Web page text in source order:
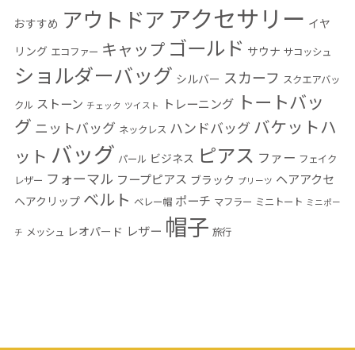
おすすめ アウトドア アクセサリー イヤ
リング エコファー キャップ ゴールド サウナ サコッシュ
ショルダーバッグ シルバー スカーフ スクエアバッ
クル ストーン チェック ツイスト トレーニング トートバッ
グ ニットバッグ ネックレス ハンドバッグ バケットハ
ット バッグ パール ビジネス ピアス ファー フェイク
レザー フォーマル フープピアス ブラック プリーツ ヘアアクセ
ヘアクリップ ベルト ベレー帽 ポーチ マフラー ミニトート ミニポー
チ メッシュ レオパード レザー 帽子 旅行